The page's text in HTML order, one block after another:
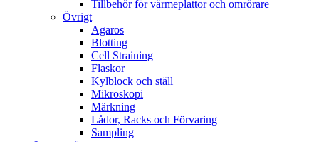
Tillbehör för värmeplattor och omrörare
Övrigt
Agaros
Blotting
Cell Straining
Flaskor
Kylblock och ställ
Mikroskopi
Märkning
Lådor, Racks och Förvaring
Sampling